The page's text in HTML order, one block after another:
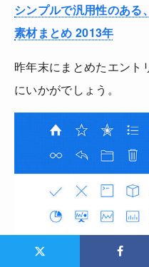
シンプルで汎用性のある
素材まとめ 2013年
昨年末にまとめたエント
にいかがでしょう。